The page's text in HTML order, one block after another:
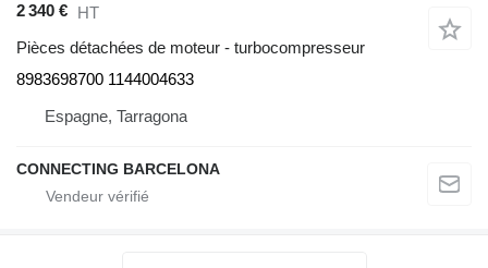
2 340 € HT
Pièces détachées de moteur - turbocompresseur
8983698700 1144004633
Espagne, Tarragona
CONNECTING BARCELONA